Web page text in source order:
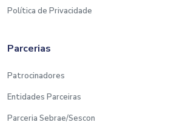
Política de Privacidade
Parcerias
Patrocinadores
Entidades Parceiras
Parceria Sebrae/Sescon